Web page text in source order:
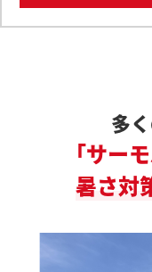
多
「サー
暑さ対